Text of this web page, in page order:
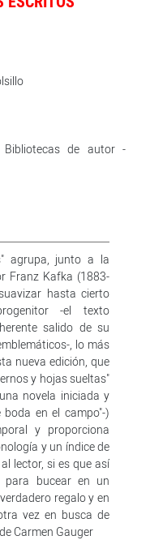
de autor -
agrupa, junto a la
Franz Kafka (1883-
hasta cierto
-el texto
salido de su
, lo más
nueva edición, que
y hojas sueltas"
novela iniciada y
en el campo"-)
y proporciona
y un índice de
lector, si es que así
para bucear en un
regalo y en
vez en busca de
Carmen Gauger